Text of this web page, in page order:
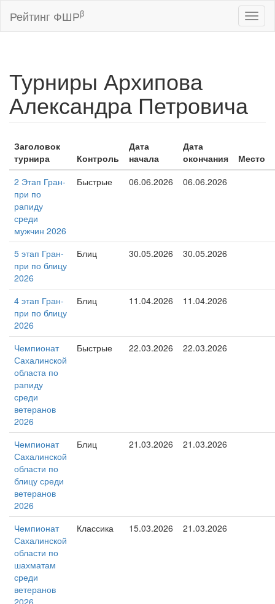
Рейтинг ФШРβ
Турниры Архипова
Александра Петровича
Заголовок
турнира
Контроль
Дата
начала
Дата
окончания
Место
2 Этап Гран-
при по
рапиду
среди
мужчин 2026
Быстрые 06.06.2026 06.06.2026
5 этап Гран-
при по блицу
2026
Блиц 30.05.2026 30.05.2026
4 этап Гран-
при по блицу
2026
Блиц 11.04.2026 11.04.2026
Чемпионат
Сахалинской
областа по
рапиду
среди
ветеранов
2026
Быстрые 22.03.2026 22.03.2026
Чемпионат
Сахалинской
области по
блицу среди
ветеранов
2026
Блиц 21.03.2026 21.03.2026
Чемпионат
Сахалинской
области по
шахматам
среди
ветеранов
2026
Классика 15.03.2026 21.03.2026